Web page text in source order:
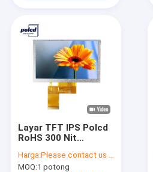
Layar TFT IPS Polcd
RoHS 300 Nit
Sentuh 5 Inci
Harga:Please contact us for latest price
MOQ:1 potong